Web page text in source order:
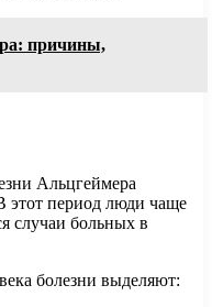
причины,
Альцгеймера
этот период люди чаще
случаи больных в
болезни выделяют: